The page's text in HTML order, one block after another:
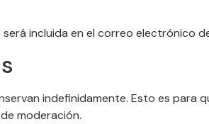
incluida en el correo electrónico
indefinidamente. Esto es para
moderación.